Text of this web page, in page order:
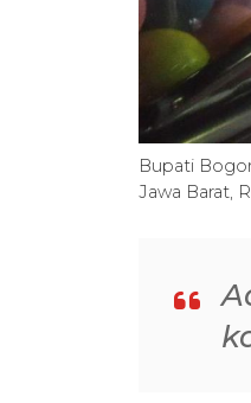
Bupati
Jawa Barat,